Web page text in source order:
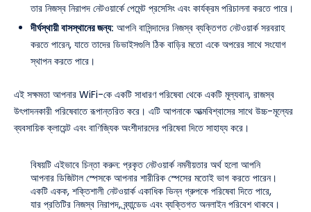
তার নিজস্ব নিরাপদ নেটওয়ার্কে পেমেন্ট প্রসেসিং এবং কার্যক্রম পরিচালনা করতে পারে।
দীর্ঘস্থায়ী বাসস্থানের জন্য: আপনি বাসিন্দাদের নিজস্ব ব্যক্তিগত নেটওয়ার্ক সরবরাহ
করতে পারেন, যাতে তাদের ডিভাইসগুলি ঠিক বাড়ির মতো একে অপরের সাথে সংযোগ
স্থাপন করতে পারে।
এই সক্ষমতা আপনার WiFi-কে একটি সাধারণ পরিষেবা থেকে একটি মূল্যবান, রাজস্ব
উৎপাদনকারী পরিষেবাতে রূপান্তরিত করে। এটি আপনাকে আত্মবিশ্বাসের সাথে উচ্চ-মূল্যের
ব্যবসায়িক ক্লায়েন্ট এবং বাণিজ্যিক অংশীদারদের পরিষেবা দিতে সাহায্য করে।
বিষয়টি এইভাবে চিন্তা করুন: প্রকৃত নেটওয়ার্ক নমনীয়তার অর্থ হলো আপনি
আপনার ডিজিটাল স্পেসকে আপনার শারীরিক স্পেসের মতোই ভাগ করতে পারেন।
একটি একক, শক্তিশালী নেটওয়ার্ক একাধিক ভিন্ন গ্রুপকে পরিষেবা দিতে পারে,
যার প্রতিটির নিজস্ব নিরাপদ, ব্র্যান্ডেড এবং ব্যক্তিগত অনলাইন পরিবেশ থাকবে।